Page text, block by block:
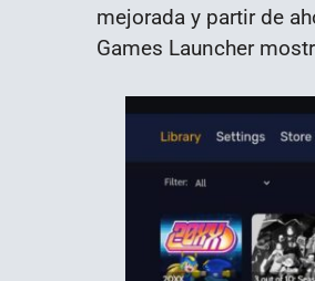
mejorada y partir de
Games Launcher